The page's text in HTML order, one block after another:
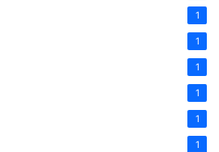
1
1
1
1
1
1